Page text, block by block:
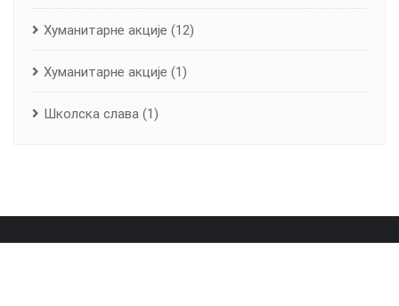
Хуманитарне aкције (12)
Хуманитарне акције (1)
Школска слава (1)